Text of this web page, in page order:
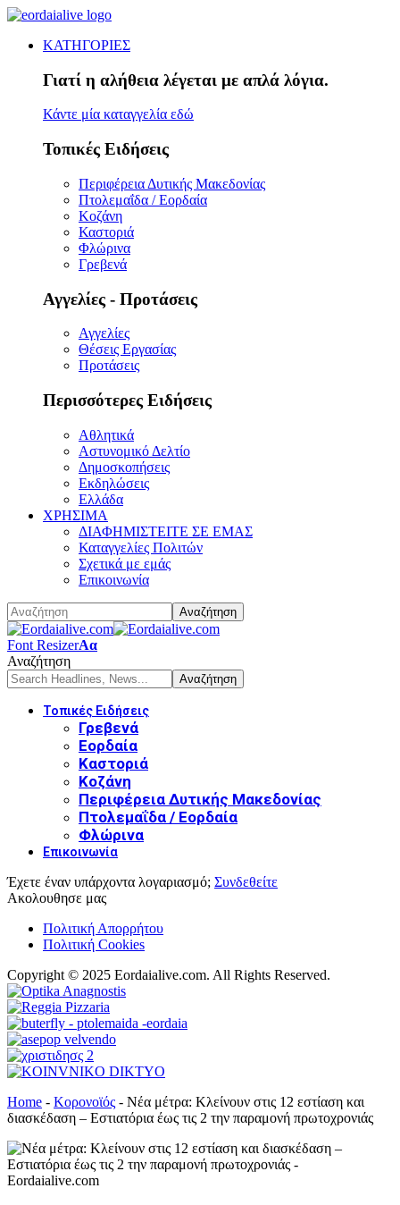
ΚΑΤΗΓΟΡΙΕΣ
Γιατί η αλήθεια λέγεται με απλά λόγια.
Κάντε μία καταγγελία εδώ
Τοπικές Ειδήσεις
Περιφέρεια Δυτικής Μακεδονίας
Πτολεμαΐδα / Εορδαία
Κοζάνη
Καστοριά
Φλώρινα
Γρεβενά
Αγγελίες - Προτάσεις
Αγγελίες
Θέσεις Εργασίας
Προτάσεις
Περισσότερες Ειδήσεις
Αθλητικά
Αστυνομικό Δελτίο
Δημοσκοπήσεις
Εκδηλώσεις
Ελλάδα
ΧΡΗΣΙΜΑ
ΔΙΑΦΗΜΙΣΤΕΙΤΕ ΣΕ ΕΜΑΣ
Καταγγελίες Πολιτών
Σχετικά με εμάς
Επικοινωνία
Font ResizerΑα
Αναζήτηση
Τοπικές Ειδήσεις
Γρεβενά
Εορδαία
Καστοριά
Κοζάνη
Περιφέρεια Δυτικής Μακεδονίας
Πτολεμαΐδα / Εορδαία
Φλώρινα
Επικοινωνία
Έχετε έναν υπάρχοντα λογαριασμό; Συνδεθείτε
Ακολουθησε μας
Πολιτική Απορρήτου
Πολιτική Cookies
Copyright © 2025 Eordaialive.com. All Rights Reserved.
Home - Κορονοϊός - Νέα μέτρα: Κλείνουν στις 12 εστίαση και
διασκέδαση – Εστιατόρια έως τις 2 την παραμονή πρωτοχρονιάς